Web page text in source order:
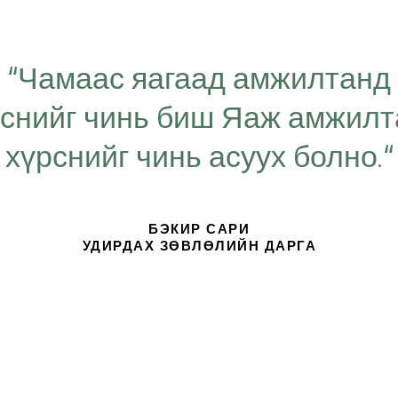
“Чамаас яагаад амжилтанд
чинь биш Яаж
хүрснийг чинь асуух болно.“
БЭКИР САРИ
УДИРДАХ ЗӨВЛӨЛИЙН ДАРГА